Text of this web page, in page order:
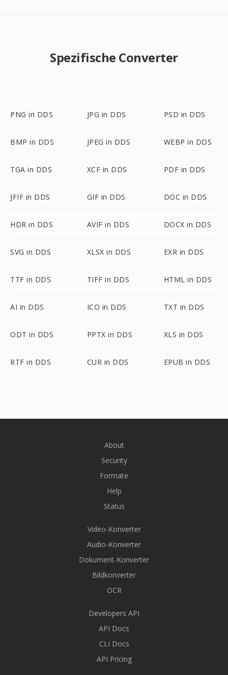
Spezifische Converter
PNG in DDS JPG in DDS PSD in DDS
BMP in DDS JPEG in DDS WEBP in DDS
TGA in DDS XCF in DDS PDF in DDS
JFIF in DDS GIF in DDS DOC in DDS
HDR in DDS AVIF in DDS DOCX in DDS
SVG in DDS XLSX in DDS EXR in DDS
TTF in DDS TIFF in DDS HTML in DDS
AI in DDS ICO in DDS TXT in DDS
ODT in DDS PPTX in DDS XLS in DDS
RTF in DDS CUR in DDS EPUB in DDS
About
Security
Formate
Help
Status
Video-Konverter
Audio-Konverter
Dokument-Konverter
Bildkonverter
OCR
Developers API
API Docs
CLI Docs
API Pricing